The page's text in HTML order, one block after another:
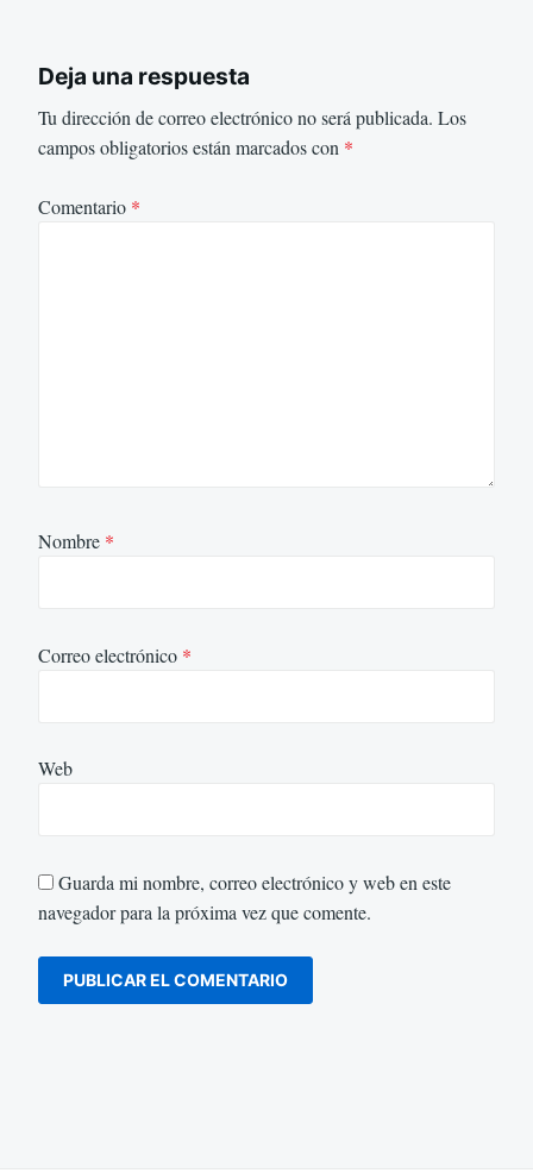
Deja una respuesta
Tu dirección de correo electrónico no será publicada. Los
campos obligatorios están marcados con *
Comentario *
Nombre *
Correo electrónico *
Web
Guarda mi nombre, correo electrónico y web en este
navegador para la próxima vez que comente.